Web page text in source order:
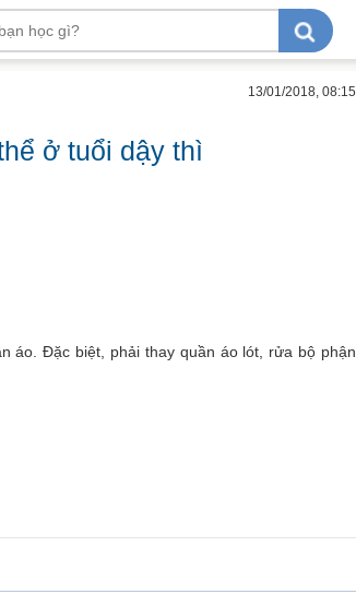
13/01/2018, 08:15
ở tuổi dậy thì
áo. Đặc biệt, phải thay quần áo lót, rửa bộ phận